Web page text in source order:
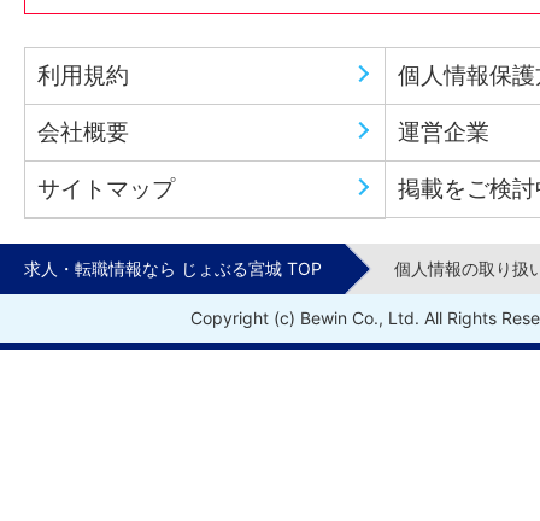
利用規約 個人情報保
会社概要 運営企業
サイトマップ 掲載をご検
求人・転職情報なら じょぶる宮城 TOP 個人情報の取り扱
Copyright (c) Bewin Co., Ltd. All Rights